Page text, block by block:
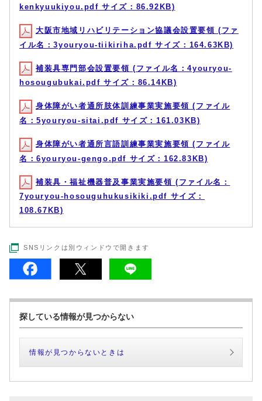
kenkyuukiyou.pdf サイズ：86.92KB)
大阪市地域リハビリテーション協議会設置要領 (ファ
イル名：3youryou-tiikiriha.pdf サイズ：164.63KB)
補装具専門部会設置要領 (ファイル名：4youryou-
hosougubukai.pdf サイズ：86.14KB)
身体障がい者通所肢体訓練事業実施要領 (ファイル
名：5youryou-sitai.pdf サイズ：161.03KB)
身体障がい者通所言語訓練事業実施要領 (ファイル
名：6youryou-gengo.pdf サイズ：162.83KB)
補装具・福祉機器普及事業実施要領 (ファイル名：
7youryou-hosouguhukusikiki.pdf サイズ：
108.67KB)
SNSリンクは別ウィンドウで開きます
探している情報が見つからない
情報が見つからないときは